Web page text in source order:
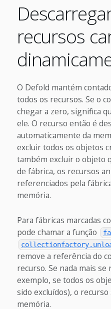
recursos
O Defold mantém
todos os recursos. Se o
chegar a zero, significa
ele. O recurso então é
automaticamente da
excluir todos os objetos
também excluir o objeto
de fábrica, os recursos
referenciados pela
memória.
Para fábricas marcadas
pode chamar a função
remove a referência do
recurso. Se nada mais
exemplo, se todos os
sido excluídos), o
memória.